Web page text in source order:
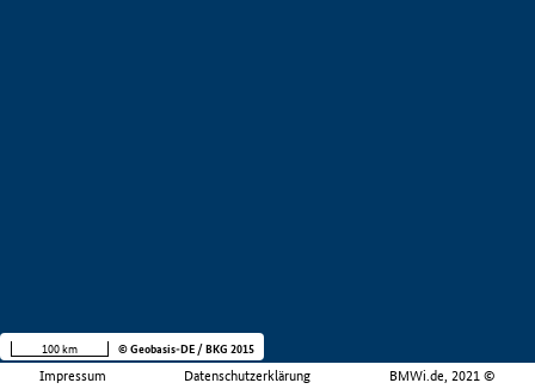
Impressum Datenschutzerklärung BMWi.de, 2021 ©
100 km © Geobasis-DE / BKG 2015